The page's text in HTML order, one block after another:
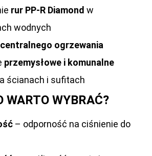
rur PP-R Diamond w
wodnych
centralnego ogrzewania
przemysłowe i komunalne
ścianach i sufitach
WARTO WYBRAĆ?
– odporność na ciśnienie do